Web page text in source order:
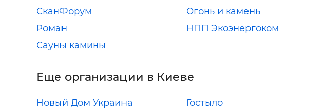
СканФорум
Огонь и камень
Роман
НПП Экоэнергоком
Сауны камины
Еще организации в Киеве
Новый Дом Украина
Гостыло